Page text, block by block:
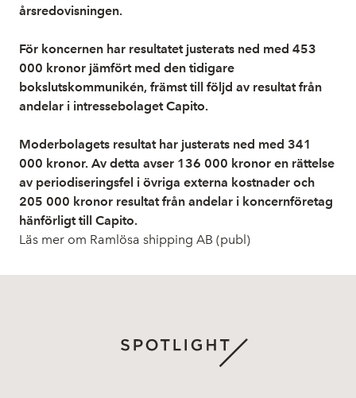
årsredovisningen.
För koncernen har resultatet justerats ned med 453
000 kronor jämfört med den tidigare
bokslutskommunikén, främst till följd av resultat från
andelar i intressebolaget Capito.
Moderbolagets resultat har justerats ned med 341
000 kronor. Av detta avser 136 000 kronor en rättelse
av periodiseringsfel i övriga externa kostnader och
205 000 kronor resultat från andelar i koncernföretag
hänförligt till Capito.
Läs mer om Ramlösa shipping AB (publ)